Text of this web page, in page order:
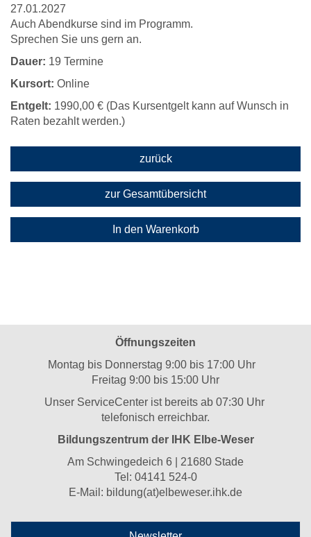
27.01.2027
Auch Abendkurse sind im Programm.
Sprechen Sie uns gern an.
Dauer: 19 Termine
Kursort: Online
Entgelt: 1990,00 € (Das Kursentgelt kann auf Wunsch in
Raten bezahlt werden.)
zurück
zur Gesamtübersicht
In den Warenkorb
Öffnungszeiten
Montag bis Donnerstag 9:00 bis 17:00 Uhr
Freitag 9:00 bis 15:00 Uhr
Unser ServiceCenter ist bereits ab 07:30 Uhr
telefonisch erreichbar.
Bildungszentrum der IHK Elbe-Weser
Am Schwingedeich 6 | 21680 Stade
Tel: 04141 524-0
E-Mail: bildung(at)elbeweser.ihk.de